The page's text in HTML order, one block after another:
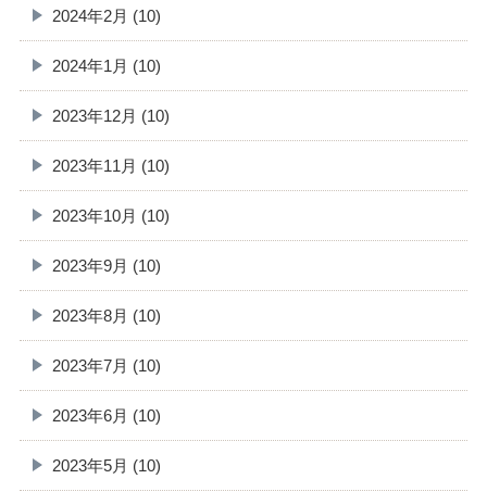
2024年2月 (10)
2024年1月 (10)
2023年12月 (10)
2023年11月 (10)
2023年10月 (10)
2023年9月 (10)
2023年8月 (10)
2023年7月 (10)
2023年6月 (10)
2023年5月 (10)